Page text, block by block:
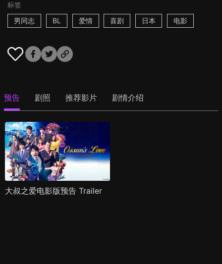
标签
男同志
BL 爱情 喜剧 日本 电影
预告 剧照 推荐影片 剧情介绍
大叔之爱电影版预告 Trailer